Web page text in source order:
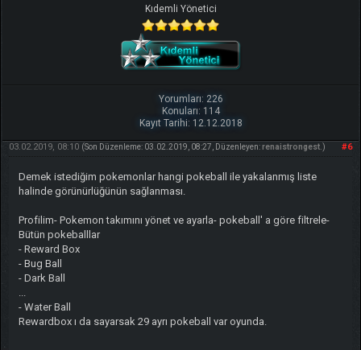
Kıdemli Yönetici
Yorumları: 226
Konuları: 114
Kayıt Tarihi: 12.12.2018
#6
03.02.2019, 08:10 (Son Düzenleme: 03.02.2019, 08:27, Düzenleyen:renaistrongest.)
Demek istediğim pokemonlar hangi pokeball ile yakalanmış liste
halinde görünürlüğünün sağlanması.
Profilim- Pokemon takımını yönet ve ayarla- pokeball' a göre filtrele-
Bütün pokeballlar
- Reward Box
- Bug Ball
- Dark Ball
- Water Ball
Rewardbox ı da sayarsak 29 ayrı pokeball var oyunda.